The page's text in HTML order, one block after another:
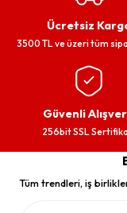
Ücretsiz
3500 TL ve üzeri tüm
Güvenli
256bit SSL
Tüm trendleri, iş